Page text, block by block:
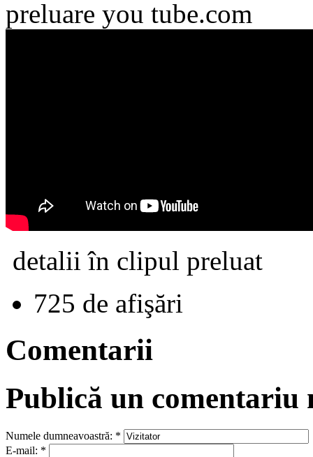
preluare you tube.com
detalii în clipul preluat
725 de afişări
Comentarii
Publică un comentariu
Numele dumneavoastră: *
E-mail: *